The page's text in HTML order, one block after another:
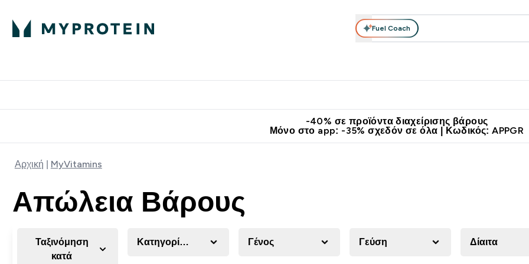
Fuel Coach
-40% σε προϊόντα διαχείρισης βάρους
Μόνο στο app: -35% σχεδόν σε όλα | Κωδικός: APPGR
Αρχική MyVitamins
Απώλεια Βάρους
Ταξινόμηση
κατά
Κατηγορία Προϊόντος Γένος Γεύση Δίαιτα